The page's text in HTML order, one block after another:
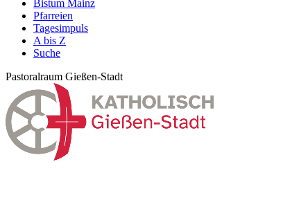
Bistum Mainz
Pfarreien
Tagesimpuls
A bis Z
Suche
Pastoralraum Gießen-Stadt